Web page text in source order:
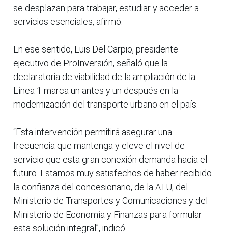
se desplazan para trabajar, estudiar y acceder a
servicios esenciales, afirmó.
En ese sentido, Luis Del Carpio, presidente
ejecutivo de ProInversión, señaló que la
declaratoria de viabilidad de la ampliación de la
Línea 1 marca un antes y un después en la
modernización del transporte urbano en el país.
“Esta intervención permitirá asegurar una
frecuencia que mantenga y eleve el nivel de
servicio que esta gran conexión demanda hacia el
futuro. Estamos muy satisfechos de haber recibido
la confianza del concesionario, de la ATU, del
Ministerio de Transportes y Comunicaciones y del
Ministerio de Economía y Finanzas para formular
esta solución integral”, indicó.